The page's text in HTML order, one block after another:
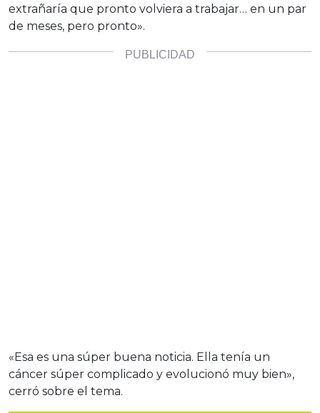
extrañaría que pronto volviera a trabajar… en un par
de meses, pero pronto».
«Esa es una súper buena noticia. Ella tenía un
cáncer súper complicado y evolucionó muy bien»,
cerró sobre el tema.